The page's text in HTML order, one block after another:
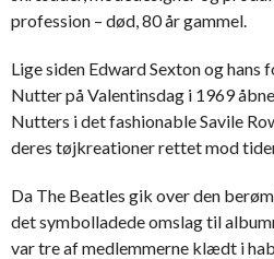
profession – død, 80 år gammel.
Lige siden Edward Sexton og
Nutter på Valentinsdag i 1969
Nutters i det fashionable Savile
deres tøjkreationer rettet mod
Da The Beatles gik over den
det symbolladede omslag til
var tre af medlemmerne klædt i